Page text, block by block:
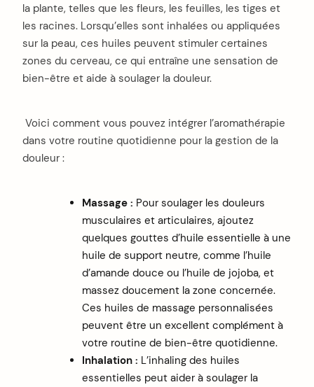
la plante, telles que les fleurs, les feuilles, les tiges et
les racines. Lorsqu’elles sont inhalées ou appliquées
sur la peau, ces huiles peuvent stimuler certaines
zones du cerveau, ce qui entraîne une sensation de
bien-être et aide à soulager la douleur.
Voici comment vous pouvez intégrer l’aromathérapie
dans votre routine quotidienne pour la gestion de la
douleur :
Massage : Pour soulager les douleurs
musculaires et articulaires, ajoutez
quelques gouttes d’huile essentielle à une
huile de support neutre, comme l’huile
d’amande douce ou l’huile de jojoba, et
massez doucement la zone concernée.
Ces huiles de massage personnalisées
peuvent être un excellent complément à
votre routine de bien-être quotidienne.
Inhalation : L’inhaling des huiles
essentielles peut aider à soulager la